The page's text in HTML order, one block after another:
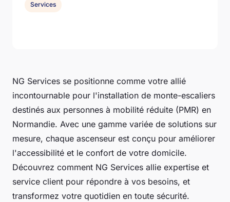
NG Services se positionne comme votre allié
incontournable pour l'installation de monte-escaliers
destinés aux personnes à mobilité réduite (PMR) en
Normandie. Avec une gamme variée de solutions sur
mesure, chaque ascenseur est conçu pour améliorer
l'accessibilité et le confort de votre domicile.
Découvrez comment NG Services allie expertise et
service client pour répondre à vos besoins, et
transformez votre quotidien en toute sécurité.
Services